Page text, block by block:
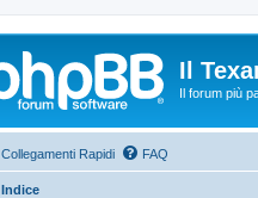
Il
Il forum più
Collegamenti Rapidi FAQ
Indice